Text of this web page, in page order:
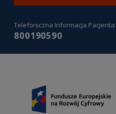
Telefoniczna Informacja Pacjenta:
800190590